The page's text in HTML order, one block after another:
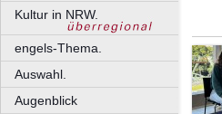
Kultur in NRW.
engels-Thema.
Auswahl.
Augenblick